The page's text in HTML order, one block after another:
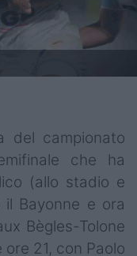
del campionato
che ha
(allo stadio e
Bayonne e ora
Bègles-Tolone
21, con Paolo